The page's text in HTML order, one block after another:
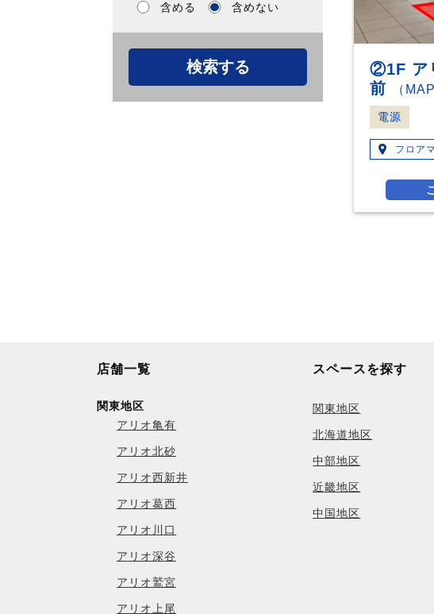
含める 含めない
②1F ア
前
（
電源
フロア
店舗一覧
関東地区
アリオ亀有
アリオ北砂
アリオ西新井
アリオ葛西
アリオ川口
アリオ深谷
アリオ鷲宮
アリオ上尾
スペースを探す
関東地区
北海道地区
中部地区
近畿地区
中国地区